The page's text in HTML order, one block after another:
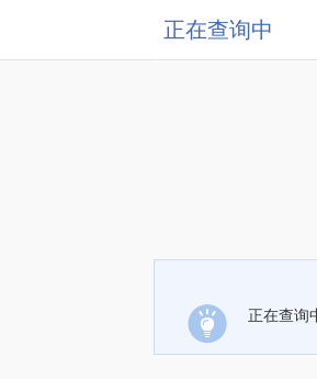
正在查询中
正在查询